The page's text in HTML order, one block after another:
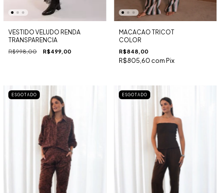
VESTIDO VELUDO RENDA
TRANSPARENCIA
R$998,00 R$499,00
MACACAO TRICOT
COLOR
R$848,00
R$805,60 comPix
ESGOTADO ESGOTADO